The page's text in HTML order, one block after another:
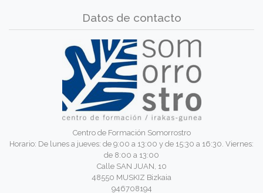
Datos de contacto
Centro de Formación Somorrostro
Horario: De lunes a jueves: de 9:00 a 13:00 y de 15:30 a 16:30. Viernes:
de 8:00 a 13:00
Calle SAN JUAN, 10
48550 MUSKIZ Bizkaia
946708194